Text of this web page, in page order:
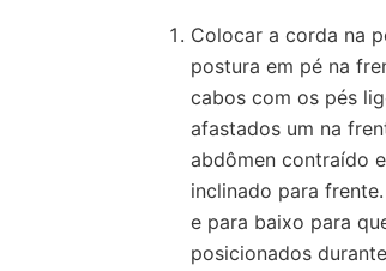
Colocar a corda na
postura em pé na
cabos com os pés
afastados um na
abdômen contraído
inclinado para
e para baixo para
posicionados